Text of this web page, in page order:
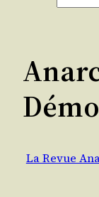
La Revue